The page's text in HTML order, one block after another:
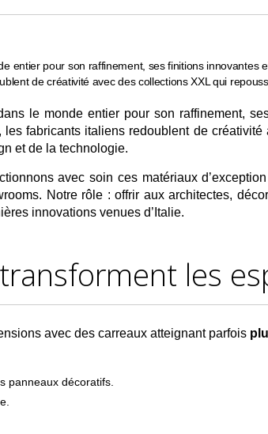
entier pour son raffinement, ses finitions innovantes
de créativité avec des collections XXL qui
le monde entier pour son raffinement,
fabricants italiens redoublent de créativité
et de la technologie.
avec soin ces matériaux
Notre rôle : offrir aux architectes,
innovations venues d’Italie.
les
avec des carreaux atteignant parfois
panneaux décoratifs.